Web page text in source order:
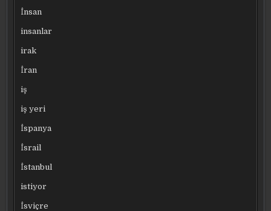
İnsan
insanlar
irak
İran
iş
iş yeri
İspanya
İsrail
İstanbul
istiyor
İsviçre